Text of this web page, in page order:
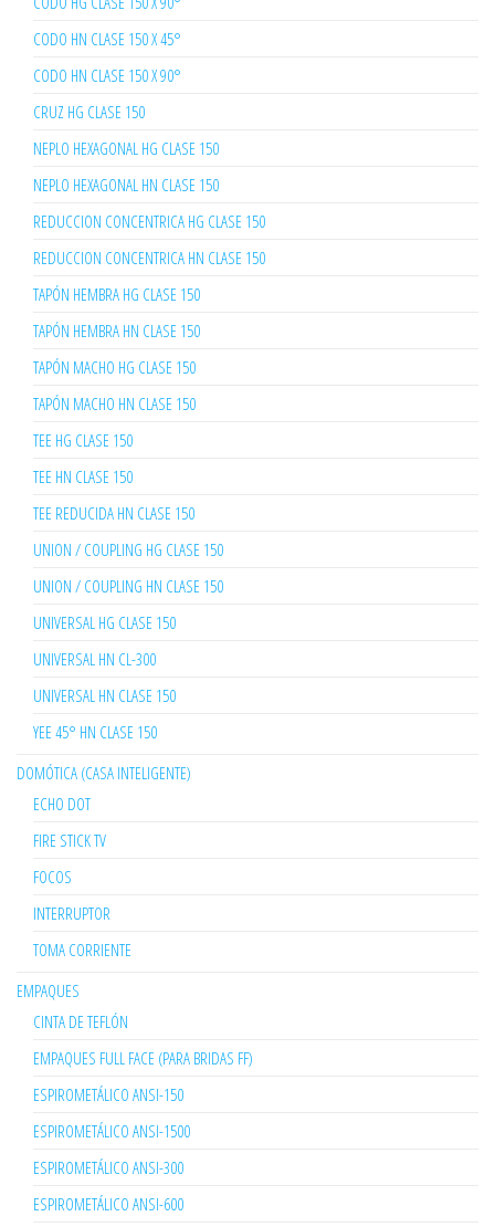
CODO HN CLASE 150 X 45°
CODO HN CLASE 150 X 90°
CRUZ HG CLASE 150
NEPLO HEXAGONAL HG CLASE 150
NEPLO HEXAGONAL HN CLASE 150
REDUCCION CONCENTRICA HG CLASE 150
REDUCCION CONCENTRICA HN CLASE 150
TAPÓN HEMBRA HG CLASE 150
TAPÓN HEMBRA HN CLASE 150
TAPÓN MACHO HG CLASE 150
TAPÓN MACHO HN CLASE 150
TEE HG CLASE 150
TEE HN CLASE 150
TEE REDUCIDA HN CLASE 150
UNION / COUPLING HG CLASE 150
UNION / COUPLING HN CLASE 150
UNIVERSAL HG CLASE 150
UNIVERSAL HN CL-300
UNIVERSAL HN CLASE 150
YEE 45° HN CLASE 150
DOMÓTICA (CASA INTELIGENTE)
ECHO DOT
FIRE STICK TV
FOCOS
INTERRUPTOR
TOMA CORRIENTE
EMPAQUES
CINTA DE TEFLÓN
EMPAQUES FULL FACE (PARA BRIDAS FF)
ESPIROMETÁLICO ANSI-150
ESPIROMETÁLICO ANSI-1500
ESPIROMETÁLICO ANSI-300
ESPIROMETÁLICO ANSI-600